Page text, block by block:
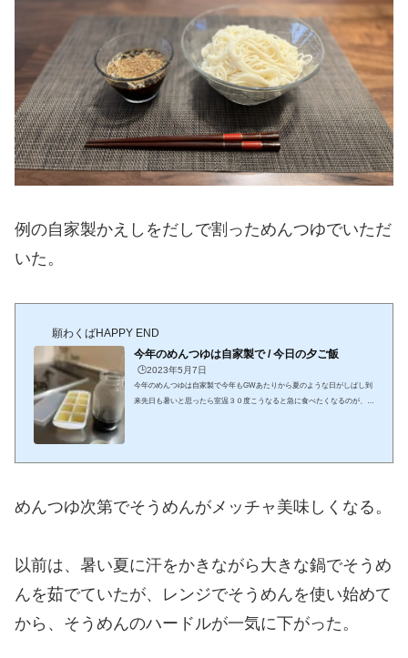
例の自家製かえしをだしで割っためんつゆでいただ
いた。
願わくばHAPPY END
今年のめんつゆは自家製で / 今日の夕ご飯
🕒️2023年5月7日
今年のめんつゆは自家製で今年もGWあたりから夏のような日がしばし到
来先日も暑いと思ったら室温３０度こうなると急に食べたくなるのが、サ
人暮らし賞味期限を気にして、ひやむぎやそうめんばかりでも飽きるしそ
めんつゆ次第でそうめんがメッチャ美味しくなる。
以前は、暑い夏に汗をかきながら大きな鍋でそうめ
んを茹でていたが、レンジでそうめんを使い始めて
から、そうめんのハードルが一気に下がった。